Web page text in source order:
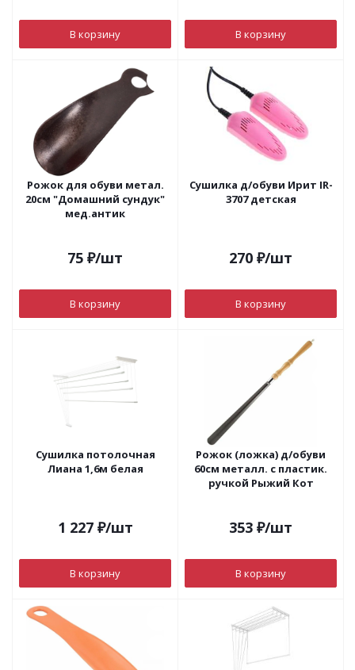
В корзину В корзину
Рожок для обуви метал.
20см "Домашний сундук"
мед.антик
75 ₽/шт
В корзину
Сушилка д/обуви Ирит IR-
3707 детская
270 ₽/шт
В корзину
Сушилка потолочная
Лиана 1,6м белая
1 227₽/шт
В корзину
Рожок (ложка) д/обуви
60см металл. с пластик.
ручкой Рыжий Кот
353 ₽/шт
В корзину